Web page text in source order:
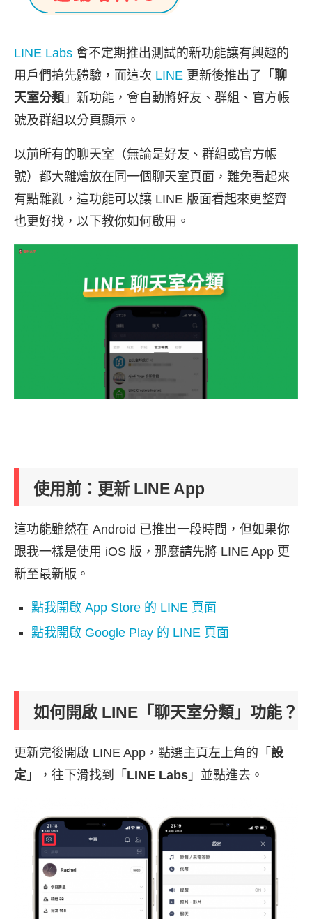
LINE Labs 會不定期推出測試的新功能讓有興趣的
用戶們搶先體驗，而這次 LINE 更新後推出了「 聊
天室分類 」新功能，會自動將好友、群組、官方帳
號及群組以分頁顯示。
以前所有的聊天室（無論是好友、群組或官方帳
號）都大雜燴放在同一個聊天室頁面，難免看起來
有點雜亂，這功能可以讓 LINE 版面看起來更整齊
也更好找，以下教你如何啟用。
使用前：更新 LINE App
這功能雖然在 Android 已推出一段時間，但如果你
跟我一樣是使用 iOS 版，那麼請先將 LINE App 更
新至最新版。
點我開啟 App Store 的 LINE 頁面
點我開啟 Google Play 的 LINE 頁面
如何開啟 LINE「聊天室分類」功能？
更新完後開啟 LINE App，點選主頁左上角的「 設
定 」，往下滑找到「 LINE Labs 」並點進去。